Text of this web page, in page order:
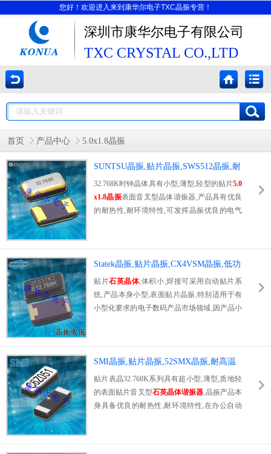
您好！欢迎进入来到康华尔电子TXC晶振专营！
深圳市康华尔电子有限公司
TXC CRYSTAL CO.,LTD
首页 产品中心 5.0x1.8晶振
SUNTSU晶振,贴片晶振,SWS512晶振,耐
高温晶振
32.768K时钟晶体具有小型,薄型,轻型的贴片5.0
x1.8晶振表面音叉型晶体谐振器,产品具有优良
的耐热性,耐环境特性,可发挥晶振优良的电气
时能发挥比陶瓷谐振器外壳更好的耐冲击性.
Statek晶振,贴片晶振,CX4VSM晶振,低功
耗晶振
贴片石英晶体,体积小,焊接可采用自动贴片系
统,产品本身小型,表面贴片晶振,特别适用于有
小型化要求的电子数码产品市场领域,因产品小
品本身可发挥优良的电气特性,达到了无铅焊接
的高温回流温度曲线的标准.
SMI晶振,贴片晶振,52SMX晶振,耐高温
晶振
贴片表晶32.768K系列具有超小型,薄型,质地轻
的表面贴片音叉型石英晶体谐振器,晶振产品本
身具备优良的耐热性,耐环境特性,在办公自动
曲线要求,金属外壳的石英晶振使得产品在封装